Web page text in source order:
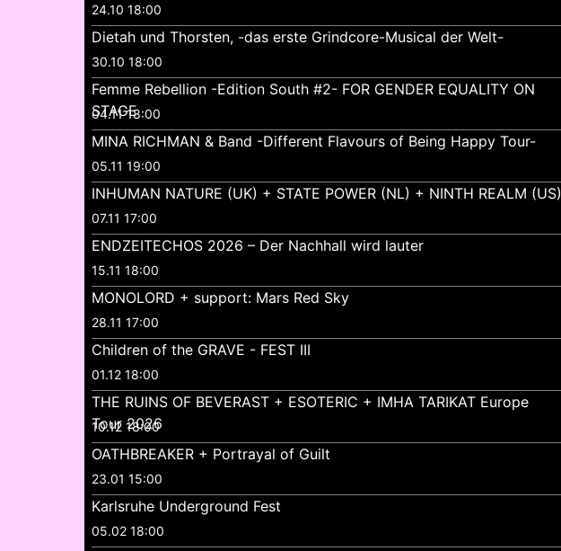
24.10 18:00
Dietah und Thorsten, -das erste Grindcore-Musical der Welt-
30.10 18:00
Femme Rebellion -Edition South #2- FOR GENDER EQUALITY ON
STAGE
04.11 18:00
MINA RICHMAN & Band -Different Flavours of Being Happy Tour-
05.11 19:00
INHUMAN NATURE (UK) + STATE POWER (NL) + NINTH REALM (US)
07.11 17:00
ENDZEITECHOS 2026 – Der Nachhall wird lauter
15.11 18:00
MONOLORD + support: Mars Red Sky
28.11 17:00
Children of the GRAVE - FEST III
01.12 18:00
THE RUINS OF BEVERAST + ESOTERIC + IMHA TARIKAT Europe
Tour 2026
10.12 18:00
OATHBREAKER + Portrayal of Guilt
23.01 15:00
Karlsruhe Underground Fest
05.02 18:00